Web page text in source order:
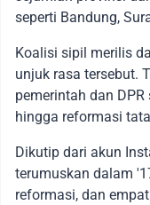
seperti Bandung,
Koalisi sipil merilis
unjuk rasa tersebut.
pemerintah dan
hingga reformasi
Dikutip dari akun
terumuskan dalam
reformasi, dan